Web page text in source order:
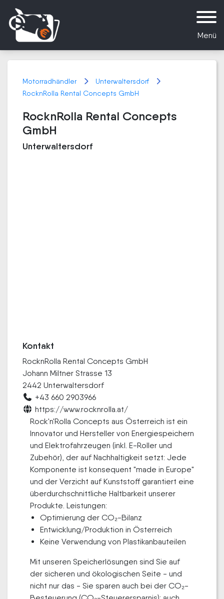
Menü
Motorradhändler
Unterwaltersdorf
RocknRolla Rental Concepts GmbH
RocknRolla Rental Concepts
GmbH
Unterwaltersdorf
Kontakt
RocknRolla Rental Concepts GmbH
Johann Miltner Strasse 13
2442 Unterwaltersdorf
+43 660 2903966
https://www.rocknrolla.at/
Rock'n'Rolla Concepts aus Österreich ist ein
Innovator und Hersteller von Energiespeichern
und Elektrofahrzeugen (inkl. E-Roller und
Zubehör), der auf Nachhaltigkeit setzt: Jede
Komponente ist konsequent "made in Europe"
und der Verzicht auf Kunststoff garantiert eine
überdurchschnittliche Haltbarkeit unserer
Produkte. Leistungen:
Optimierung der CO₂-Bilanz
Entwicklung/Produktion in Österreich
Keine Verwendung von Plastikanbauteilen
Mit unseren Speicherlösungen sind Sie auf
der sicheren und ökologischen Seite - und
nicht nur das - Sie sparen auch bei der CO₂-